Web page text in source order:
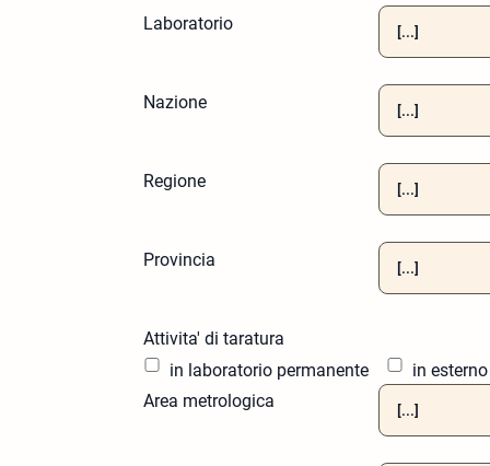
Laboratorio
Nazione
Regione
Provincia
Attivita' di taratura
in laboratorio permanente
in esterno
Area metrologica